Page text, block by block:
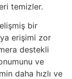
temizler.
bir
erişimi zor
destekli
ve
daha hızlı ve